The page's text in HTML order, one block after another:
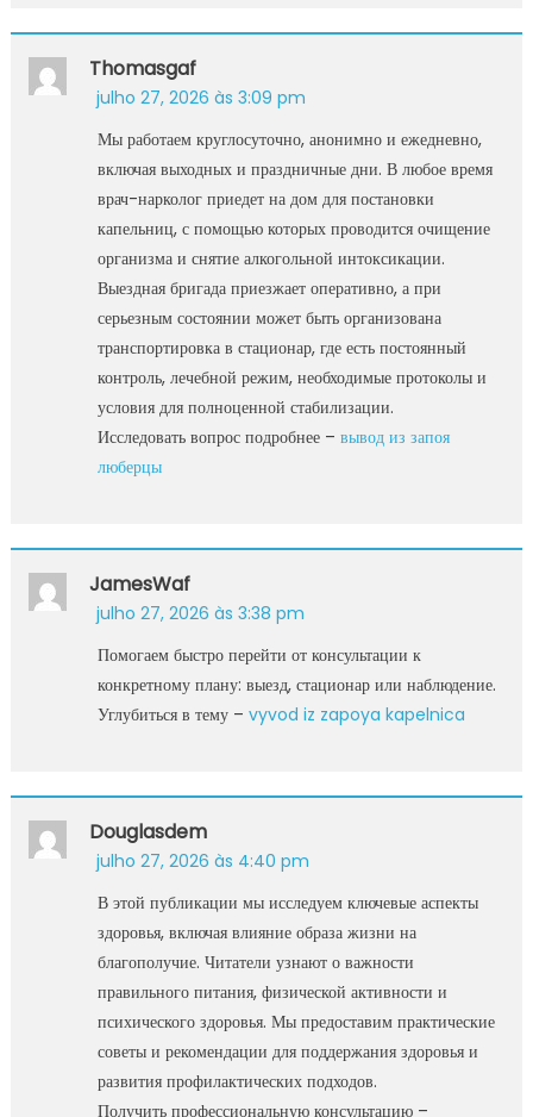
Thomasgaf
julho 27, 2026 às 3:09 pm
Мы работаем круглосуточно, анонимно и ежедневно,
включая выходных и праздничные дни. В любое время
врач-нарколог приедет на дом для постановки
капельниц, с помощью которых проводится очищение
организма и снятие алкогольной интоксикации.
Выездная бригада приезжает оперативно, а при
серьезным состоянии может быть организована
транспортировка в стационар, где есть постоянный
контроль, лечебной режим, необходимые протоколы и
условия для полноценной стабилизации.
Исследовать вопрос подробнее – вывод из запоя
люберцы
JamesWaf
julho 27, 2026 às 3:38 pm
Помогаем быстро перейти от консультации к
конкретному плану: выезд, стационар или наблюдение.
Углубиться в тему – vyvod iz zapoya kapelnica
Douglasdem
julho 27, 2026 às 4:40 pm
В этой публикации мы исследуем ключевые аспекты
здоровья, включая влияние образа жизни на
благополучие. Читатели узнают о важности
правильного питания, физической активности и
психического здоровья. Мы предоставим практические
советы и рекомендации для поддержания здоровья и
развития профилактических подходов.
Получить профессиональную консультацию –